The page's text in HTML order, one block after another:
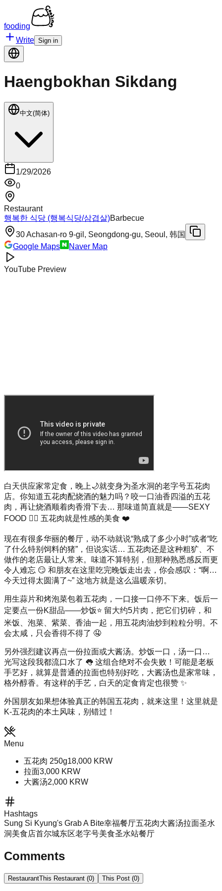
fooding
Write Sign in
Haengbokhan Sikdang
中文(简体)
1/29/2026
0
Restaurant
행복한 식당 (행복식당/삼겹살)Barbecue
30 Achasan-ro 9-gil, Seongdong-gu, Seoul, 韩国
Google Maps
Naver Map
YouTube Preview
白天供应家常定食，晚上🌙就变身为圣水洞的老字号五花肉
店。你知道五花肉配烧酒的魅力吗？咬一口油香四溢的五花
肉，再让烧酒顺着肉香滑下去… 那味道简直就是——SEXY
FOOD 👍🏻 五花肉就是性感的美食 ❤️
现在有很多华丽的餐厅，动不动就说“熟成了多少小时”或者“吃
了什么特别饲料的猪”，但说实话… 五花肉还是这种粗犷、不
做作的老店最让人常来。味道不算特别，但那种熟悉感反而更
令人难忘 😏 和朋友在这里吃完晚饭走出去，你会感叹：“啊…
今天过得太圆满了~” 这地方就是这么温暖亲切。
用生蒜片和烤泡菜包着五花肉，一口接一口停不下来。饭后一
定要点一份K甜品——炒饭⭐️ 留大约5片肉，把它们切碎，和
米饭、泡菜、紫菜、香油一起，用五花肉油炒到粒粒分明。不
会太咸，只会香得不得了 🤤
另外强烈建议再点一份拉面或大酱汤。炒饭一口，汤一口…
光写这段我都流口水了 👅 这组合绝对不会失败！可能是老板
手艺好，就算是普通的拉面也特别好吃，大酱汤也是家常味，
格外醇香。有这样的手艺，白天的定食肯定也很赞 ✨
外国朋友如果想体验真正的韩国五花肉，就来这里！这里就是
K-五花肉的本土风味，别错过！
Menu
五花肉 250g18,000 KRW
拉面3,000 KRW
大酱汤2,000 KRW
Hashtags
Sung Si Kyung's Grab A Bite幸福餐厅五花肉大酱汤拉面圣水
洞美食店首尔城东区老字号美食圣水站餐厅
Comments
RestaurantThis Restaurant (0) This Post (0)